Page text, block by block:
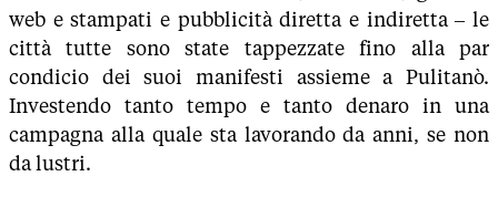
web e stampati e pubblicità diretta e indiretta – le
città tutte sono state tappezzate fino alla par
condicio dei suoi manifesti assieme a Pulitanò.
Investendo tanto tempo e tanto denaro in una
campagna alla quale sta lavorando da anni, se non
da lustri.